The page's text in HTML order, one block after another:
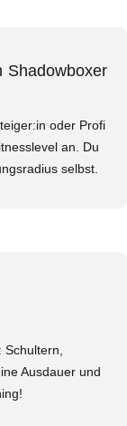
Shadowboxer
oder Profi
an. Du
selbst.
Ausdauer und